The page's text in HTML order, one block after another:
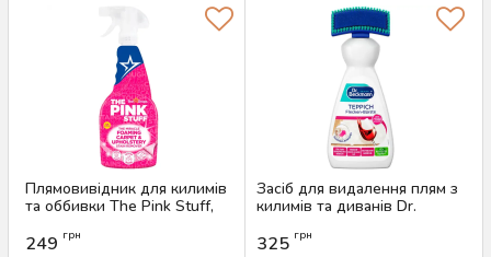
Плямовивідник для килимів
та оббивки The Pink Stuff,
Артикул:
249 грн
Засіб для видалення плям з
килимів та диванів Dr.
Артикул:
325 грн